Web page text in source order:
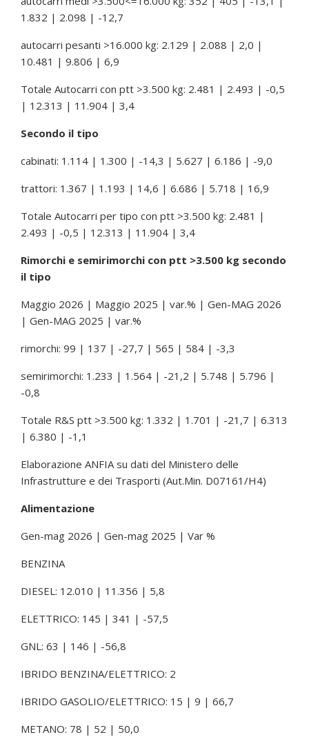
1.832 | 2.098 | -12,7
autocarri pesanti >16.000 kg: 2.129 | 2.088 | 2,0 |
10.481 | 9.806 | 6,9
Totale Autocarri con ptt >3.500 kg: 2.481 | 2.493 | -0,5
| 12.313 | 11.904 | 3,4
Secondo il tipo
cabinati: 1.114 | 1.300 | -14,3 | 5.627 | 6.186 | -9,0
trattori: 1.367 | 1.193 | 14,6 | 6.686 | 5.718 | 16,9
Totale Autocarri per tipo con ptt >3.500 kg: 2.481 |
2.493 | -0,5 | 12.313 | 11.904 | 3,4
Rimorchi e semirimorchi con ptt >3.500 kg secondo
il tipo
Maggio 2026 | Maggio 2025 | var.% | Gen-MAG 2026
| Gen-MAG 2025 | var.%
rimorchi: 99 | 137 | -27,7 | 565 | 584 | -3,3
semirimorchi: 1.233 | 1.564 | -21,2 | 5.748 | 5.796 |
-0,8
Totale R&S ptt >3.500 kg: 1.332 | 1.701 | -21,7 | 6.313
| 6.380 | -1,1
Elaborazione ANFIA su dati del Ministero delle
Infrastrutture e dei Trasporti (Aut.Min. D07161/H4)
Alimentazione
Gen-mag 2026 | Gen-mag 2025 | Var %
BENZINA
DIESEL: 12.010 | 11.356 | 5,8
ELETTRICO: 145 | 341 | -57,5
GNL: 63 | 146 | -56,8
IBRIDO BENZINA/ELETTRICO: 2
IBRIDO GASOLIO/ELETTRICO: 15 | 9 | 66,7
METANO: 78 | 52 | 50,0